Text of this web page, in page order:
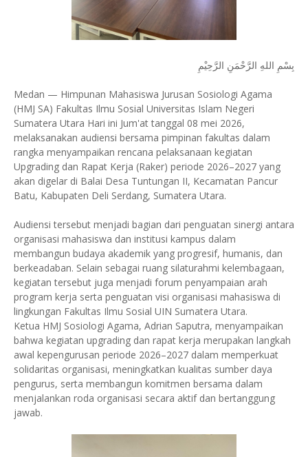
بِسْمِ اللهِ الرَّحْمَنِ الرَّحِيْمِ
Medan — Himpunan Mahasiswa Jurusan Sosiologi Agama
(HMJ SA) Fakultas Ilmu Sosial Universitas Islam Negeri
Sumatera Utara Hari ini Jum'at tanggal 08 mei 2026,
melaksanakan audiensi bersama pimpinan fakultas dalam
rangka menyampaikan rencana pelaksanaan kegiatan
Upgrading dan Rapat Kerja (Raker) periode 2026–2027 yang
akan digelar di Balai Desa Tuntungan II, Kecamatan Pancur
Batu, Kabupaten Deli Serdang, Sumatera Utara.
Audiensi tersebut menjadi bagian dari penguatan sinergi antara
organisasi mahasiswa dan institusi kampus dalam
membangun budaya akademik yang progresif, humanis, dan
berkeadaban. Selain sebagai ruang silaturahmi kelembagaan,
kegiatan tersebut juga menjadi forum penyampaian arah
program kerja serta penguatan visi organisasi mahasiswa di
lingkungan Fakultas Ilmu Sosial UIN Sumatera Utara.
Ketua HMJ Sosiologi Agama, Adrian Saputra, menyampaikan
bahwa kegiatan upgrading dan rapat kerja merupakan langkah
awal kepengurusan periode 2026–2027 dalam memperkuat
solidaritas organisasi, meningkatkan kualitas sumber daya
pengurus, serta membangun komitmen bersama dalam
menjalankan roda organisasi secara aktif dan bertanggung
jawab.